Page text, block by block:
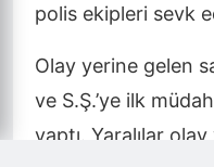
bulunan kontrolsüz
Çarpışmanın
sürücüsü M.D. ve
bulunan S.Ş.